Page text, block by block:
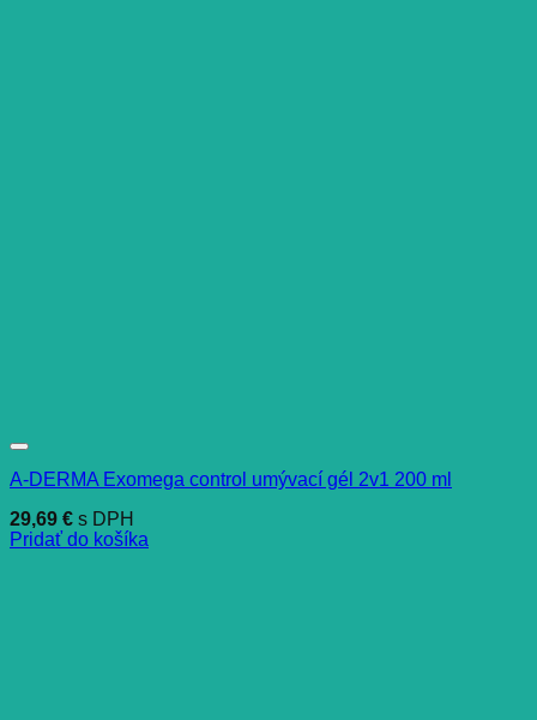
A-DERMA Exomega control umývací gél 2v1 200 ml
29,69 € s DPH
Pridať do košíka